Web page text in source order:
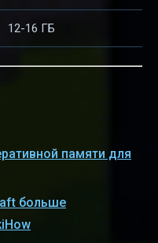
12-16 ГБ
памяти для
больше